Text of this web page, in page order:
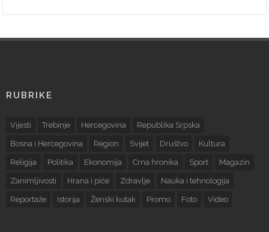
RUBRIKE
Vijesti Trebinje Hercegovina Republika Srpska
Bosna i Hercegovina Region Svijet Društvo Kultura
Religija Politika Ekonomija Crna hronika Sport Magazin
Zanimljivosti Hrana i piće Zdravlje Nauka i tehnologija
Reportaže Istorija Ženski kutak Promo Foto Video